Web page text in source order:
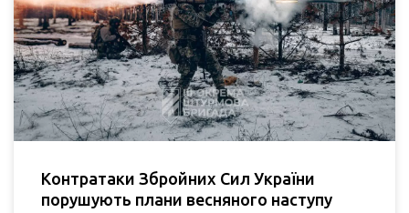
Контратаки Збройних Сил України
порушують плани весняного наступу